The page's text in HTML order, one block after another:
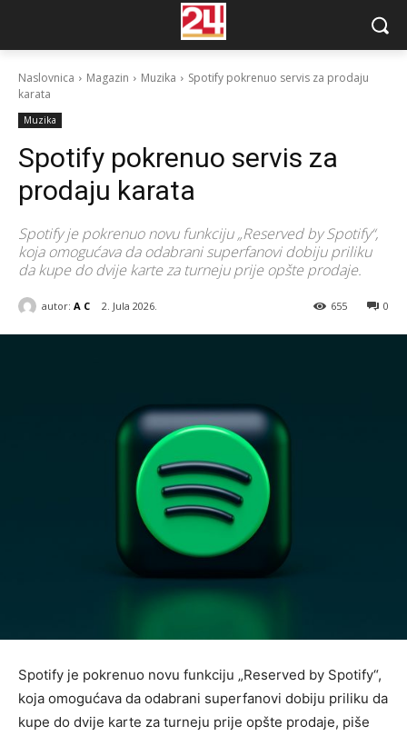
Naslovnica Magazin Muzika
Spotify pokrenuo servis za prodaju
karata
Muzika
Spotify pokrenuo servis za
prodaju karata
​Spotify je pokrenuo novu funkciju „Reserved by Spotify“,
koja omogućava da odabrani superfanovi dobiju priliku
da kupe do dvije karte za turneju prije opšte prodaje.
autor: A C 2. Jula 2026. 0
655
​Spotify je pokrenuo novu funkciju „Reserved by Spotify“,
koja omogućava da odabrani superfanovi dobiju priliku da
kupe do dvije karte za turneju prije opšte prodaje, piše